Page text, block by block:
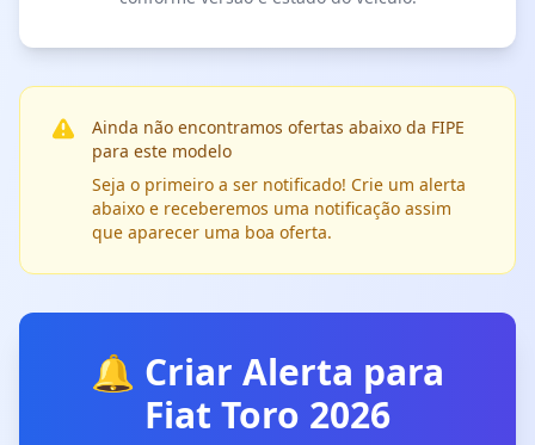
Ainda não encontramos ofertas abaixo da FIPE
para este modelo
Seja o primeiro a ser notificado! Crie um alerta
abaixo e receberemos uma notificação assim
que aparecer uma boa oferta.
🔔 Criar Alerta para
Fiat Toro 2026